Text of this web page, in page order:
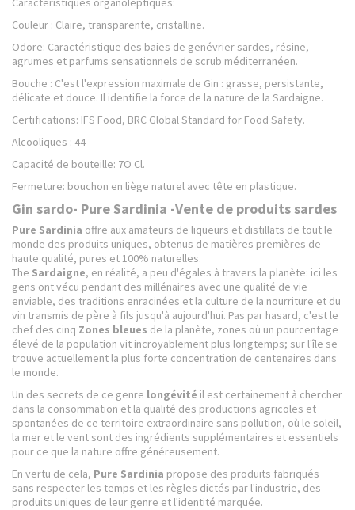
Couleur : Claire, transparente, cristalline.
Odore: Caractéristique des baies de genévrier sardes, résine,
agrumes et parfums sensationnels de scrub méditerranéen.
Bouche : C'est l'expression maximale de Gin : grasse, persistante,
délicate et douce. Il identifie la force de la nature de la Sardaigne.
Certifications: IFS Food, BRC Global Standard for Food Safety.
Alcooliques : 44
Capacité de bouteille: 7O Cl.
Fermeture: bouchon en liège naturel avec tête en plastique.
Gin sardo- Pure Sardinia -Vente de produits sardes
Pure Sardinia offre aux amateurs de liqueurs et distillats de tout le
monde des produits uniques, obtenus de matières premières de
haute qualité, pures et 100% naturelles.
The Sardaigne, en réalité, a peu d'égales à travers la planète: ici les
gens ont vécu pendant des millénaires avec une qualité de vie
enviable, des traditions enracinées et la culture de la nourriture et du
vin transmis de père à fils jusqu'à aujourd'hui. Pas par hasard, c'est le
chef des cinq Zones bleues de la planète, zones où un pourcentage
élevé de la population vit incroyablement plus longtemps; sur l'île se
trouve actuellement la plus forte concentration de centenaires dans
le monde.
Un des secrets de ce genre longévité il est certainement à chercher
dans la consommation et la qualité des productions agricoles et
spontanées de ce territoire extraordinaire sans pollution, où le soleil,
la mer et le vent sont des ingrédients supplémentaires et essentiels
pour ce que la nature offre généreusement.
En vertu de cela, Pure Sardinia propose des produits fabriqués
sans respecter les temps et les règles dictés par l'industrie, des
produits uniques de leur genre et l'identité marquée.